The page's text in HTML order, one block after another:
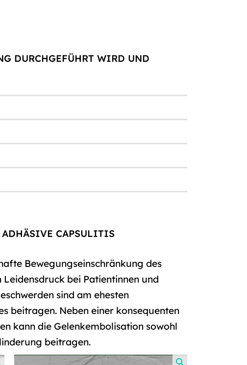
DURCHGEFÜHRT WIRD UND
ADHÄSIVE CAPSULITIS
Bewegungseinschränkung des
bei Patientinnen und
sind am ehesten
beitragen. Neben einer konsequenten
kann die Gelenkembolisation sowohl
beitragen.